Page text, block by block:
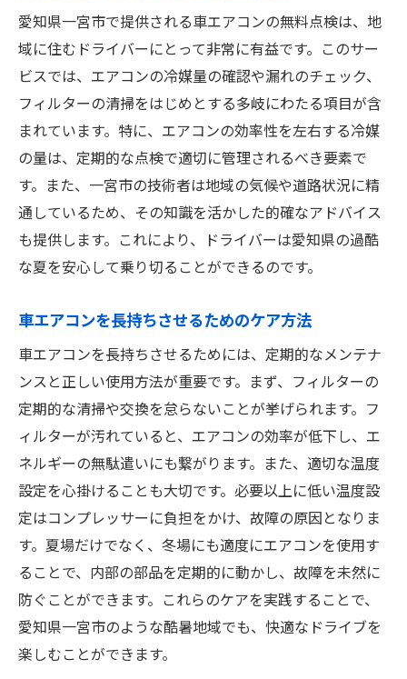
愛知県一宮市で提供される車エアコンの無料点検は、地
域に住むドライバーにとって非常に有益です。このサー
ビスでは、エアコンの冷媒量の確認や漏れのチェック、
フィルターの清掃をはじめとする多岐にわたる項目が含
まれています。特に、エアコンの効率性を左右する冷媒
の量は、定期的な点検で適切に管理されるべき要素で
す。また、一宮市の技術者は地域の気候や道路状況に精
通しているため、その知識を活かした的確なアドバイス
も提供します。これにより、ドライバーは愛知県の過酷
な夏を安心して乗り切ることができるのです。
車エアコンを長持ちさせるためのケア方法
車エアコンを長持ちさせるためには、定期的なメンテナ
ンスと正しい使用方法が重要です。まず、フィルターの
定期的な清掃や交換を怠らないことが挙げられます。フ
ィルターが汚れていると、エアコンの効率が低下し、エ
ネルギーの無駄遣いにも繋がります。また、適切な温度
設定を心掛けることも大切です。必要以上に低い温度設
定はコンプレッサーに負担をかけ、故障の原因となりま
す。夏場だけでなく、冬場にも適度にエアコンを使用す
ることで、内部の部品を定期的に動かし、故障を未然に
防ぐことができます。これらのケアを実践することで、
愛知県一宮市のような酷暑地域でも、快適なドライブを
楽しむことができます。